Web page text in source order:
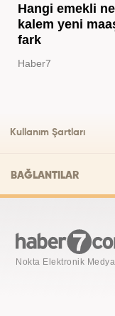
Hangi emekli
kalem yeni
fark
Haber7
Kullanım Şartları
BAĞLANTILAR
Nokta Elektronik